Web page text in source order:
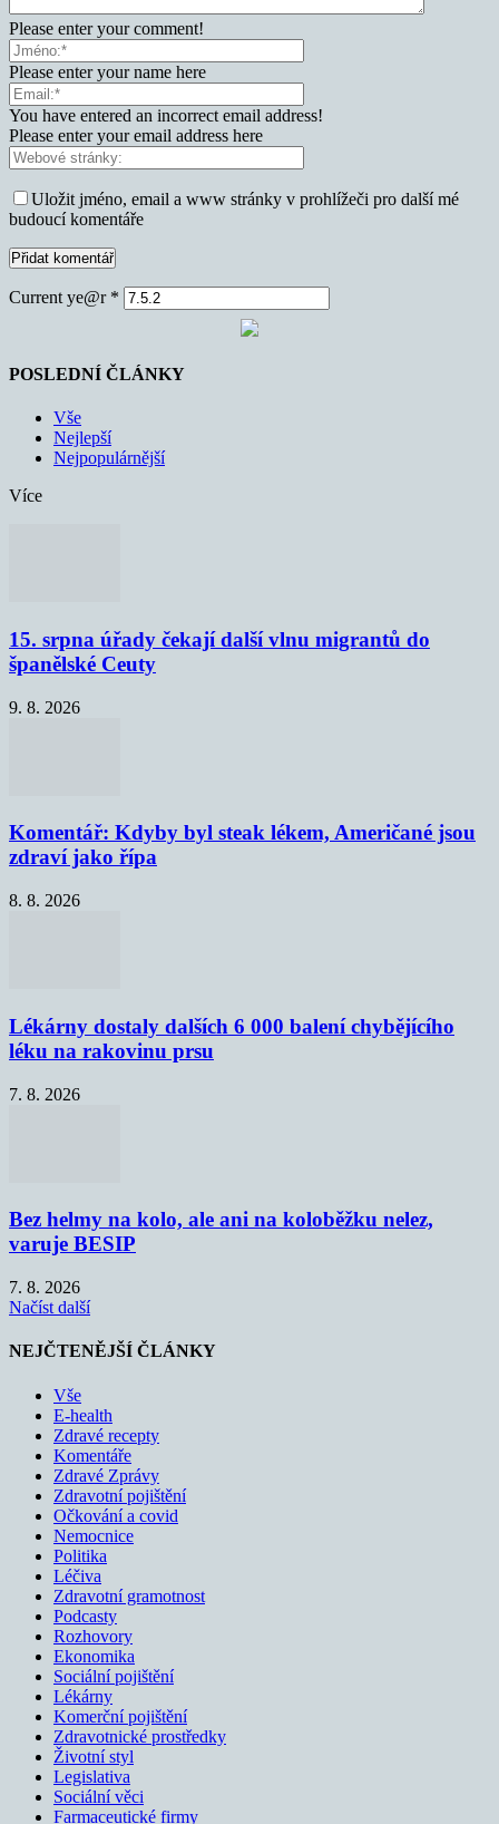
Please enter your comment!
Please enter your name here
You have entered an incorrect email address!
Please enter your email address here
Uložit jméno, email a www stránky v prohlížeči pro další mé
budoucí komentáře
Current ye@r *
POSLEDNÍ ČLÁNKY
Vše
Nejlepší
Nejpopulárnější
Více
15. srpna úřady čekají další vlnu migrantů do
španělské Ceuty
9. 8. 2026
Komentář: Kdyby byl steak lékem, Američané jsou
zdraví jako řípa
8. 8. 2026
Lékárny dostaly dalších 6 000 balení chybějícího
léku na rakovinu prsu
7. 8. 2026
Bez helmy na kolo, ale ani na koloběžku nelez,
varuje BESIP
7. 8. 2026
Načíst další
NEJČTENĚJŠÍ ČLÁNKY
Vše
E-health
Zdravé recepty
Komentáře
Zdravé Zprávy
Zdravotní pojištění
Očkování a covid
Nemocnice
Politika
Léčiva
Zdravotní gramotnost
Podcasty
Rozhovory
Ekonomika
Sociální pojištění
Lékárny
Komerční pojištění
Zdravotnické prostředky
Životní styl
Legislativa
Sociální věci
Farmaceutické firmy